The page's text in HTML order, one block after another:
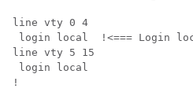
line vty 0 4
login local  !<=== Login
line vty 5 15
login local
!